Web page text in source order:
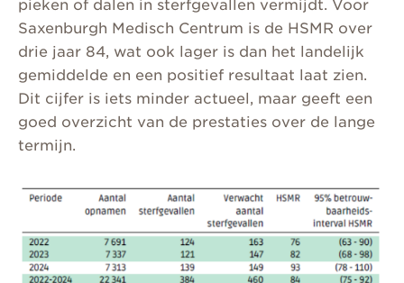
pieken of dalen in sterfgevallen vermijdt. Voor
Saxenburgh Medisch Centrum is de HSMR over
drie jaar 84, wat ook lager is dan het landelijk
gemiddelde en een positief resultaat laat zien.
Dit cijfer is iets minder actueel, maar geeft een
goed overzicht van de prestaties over de lange
termijn.